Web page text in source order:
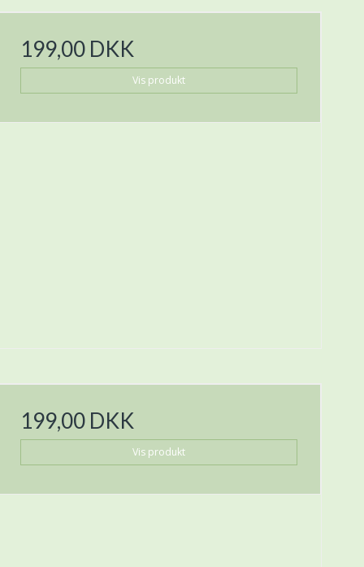
199,00 DKK
Vis produkt
199,00 DKK
Vis produkt